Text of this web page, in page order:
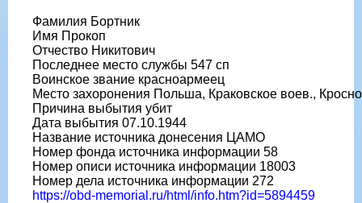
Фамилия Бортник
Имя Прокоп
Отчество Никитович
Последнее место службы 547 сп
Воинское звание красноармеец
Место захоронения Польша, Краковское воев.,
Причина выбытия убит
Дата выбытия 07.10.1944
Название источника донесения ЦАМО
Номер фонда источника информации 58
Номер описи источника информации 18003
Номер дела источника информации 272
https://obd-memorial.ru/html/info.htm?id=5894459